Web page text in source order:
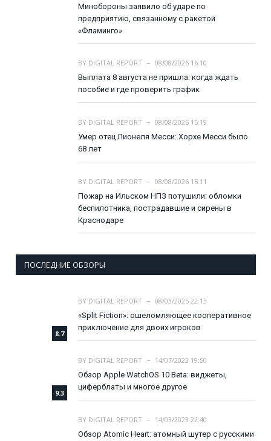
Минобороны заявило об ударе по
предприятию, связанному с ракетой
«Фламинго»
BY DIGITAL REPORT
08/08/2026 16:10
Выплата 8 августа не пришла: когда ждать
пособие и где проверить график
BY DIGITAL REPORT
08/08/2026 15:19
Умер отец Лионеля Месси: Хорхе Месси было
68 лет
BY DIGITAL REPORT
08/08/2026 15:11
Пожар на Ильском НПЗ потушили: обломки
беспилотника, пострадавшие и сирены в
Краснодаре
ПОСЛЕДНИЕ ОБЗОРЫ
8.7
BY DIGITAL REPORT
08/03/2025 22:13
«Split Fiction»: ошеломляющее кооперативное
приключение для двоих игроков
9.3
BY DIGITAL REPORT
14/07/2023 19:50
Обзор Apple WatchOS 10 Beta: виджеты,
циферблаты и многое другое
BY DIGITAL REPORT
14/03/2023 22:40
Обзор Atomic Heart: атомный шутер с русскими